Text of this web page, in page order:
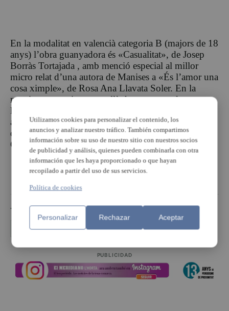
En la modalitat en valencià categoria B (majors de 18
anys) l’obra guanyadora és «Casualitat», de Josep
Borràs Tortajada , amb menció especial al millor
micro relat d’una autora de Manises a «És l’amor una
cosa ximple», de Rosa Ana Llavata Soler. En la
mateixa categoria en castellà, ha estat guardonat
l’escrit «El complot arbóreo» de Eloy Jagüe Jarque,
amb menció especial al millor micro relat d’un autor
de Manises a «Klara y el espantapájaros», de María
Gallego Valldecabres.
TEMAS
Ciutat de Manises Manises Microrrelats
PUBLICIDAD
Utilizamos cookies para personalizar el contenido, los
anuncios y analizar nuestro tráfico. También compartimos
información sobre su uso de nuestro sitio con nuestros socios
de publicidad y análisis, quienes pueden combinarla con otra
información que les haya proporcionado o que hayan
recopilado a partir del uso de sus servicios.
Política de cookies
Personalizar Rechazar Aceptar